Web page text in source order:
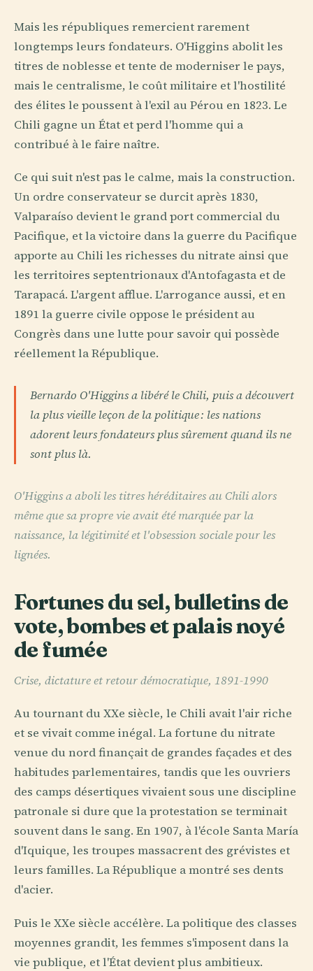
Mais les républiques remercient rarement
longtemps leurs fondateurs. O'Higgins abolit les
titres de noblesse et tente de moderniser le pays,
mais le centralisme, le coût militaire et l'hostilité
des élites le poussent à l'exil au Pérou en 1823. Le
Chili gagne un État et perd l'homme qui a
contribué à le faire naître.
Ce qui suit n'est pas le calme, mais la construction.
Un ordre conservateur se durcit après 1830,
Valparaíso devient le grand port commercial du
Pacifique, et la victoire dans la guerre du Pacifique
apporte au Chili les richesses du nitrate ainsi que
les territoires septentrionaux d'Antofagasta et de
Tarapacá. L'argent afflue. L'arrogance aussi, et en
1891 la guerre civile oppose le président au
Congrès dans une lutte pour savoir qui possède
réellement la République.
Bernardo O'Higgins a libéré le Chili, puis a découvert
la plus vieille leçon de la politique : les nations
adorent leurs fondateurs plus sûrement quand ils ne
sont plus là.
O'Higgins a aboli les titres héréditaires au Chili alors
même que sa propre vie avait été marquée par la
naissance, la légitimité et l'obsession sociale pour les
lignées.
Fortunes du sel, bulletins de
vote, bombes et palais noyé
de fumée
Crise, dictature et retour démocratique, 1891-1990
Au tournant du XXe siècle, le Chili avait l'air riche
et se vivait comme inégal. La fortune du nitrate
venue du nord finançait de grandes façades et des
habitudes parlementaires, tandis que les ouvriers
des camps désertiques vivaient sous une discipline
patronale si dure que la protestation se terminait
souvent dans le sang. En 1907, à l'école Santa María
d'Iquique, les troupes massacrent des grévistes et
leurs familles. La République a montré ses dents
d'acier.
Puis le XXe siècle accélère. La politique des classes
moyennes grandit, les femmes s'imposent dans la
vie publique, et l'État devient plus ambitieux.